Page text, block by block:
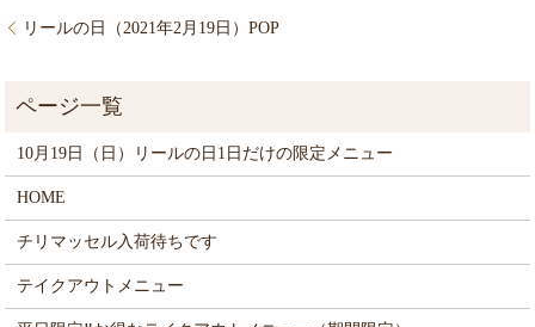
リールの日（2021年2月19日）POP
10月19日（日）リールの日1日だけの限定メニュー
HOME
チリマッセル入荷待ちです
テイクアウトメニュー